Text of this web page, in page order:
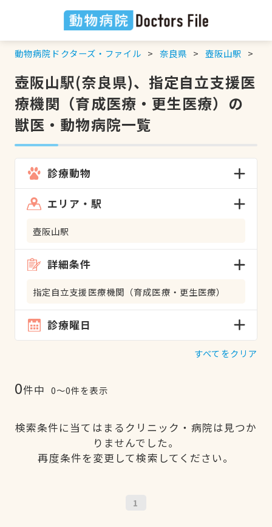
動物病院ドクターズ・ファイル 奈良県 壺阪山駅
壺阪山駅(奈良県)、指定自立支援医
療機関（育成医療・更生医療）の
獣医・動物病院一覧
診療動物
エリア・駅
壺阪山駅
詳細条件
指定自立支援医療機関（育成医療・更生医療）
診療曜日
すべてをクリア
0件中 0〜0件を表示
検索条件に当てはまるクリニック・病院は見つか
りませんでした。
再度条件を変更して検索してください。
1